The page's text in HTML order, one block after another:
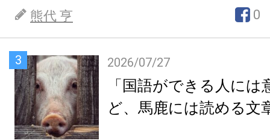
熊代 亨 0
3 2026/07/27
「国語ができる人には
ど、馬鹿には読める文